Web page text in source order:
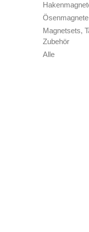
Ösenmagnete
Magnetsets,
Zubehör
Alle